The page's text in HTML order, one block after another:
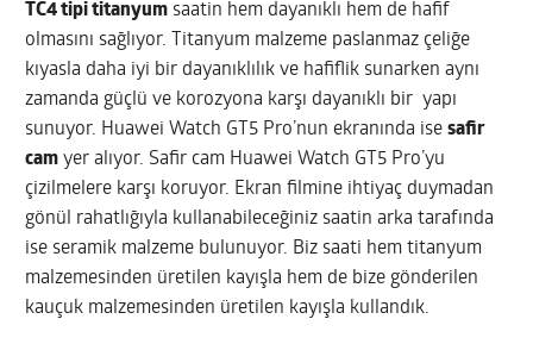
TC4 tipi titanyum saatin hem dayanıklı hem de hafif
olmasını sağlıyor. Titanyum malzeme paslanmaz çeliğe
kıyasla daha iyi bir dayanıklılık ve hafiflik sunarken aynı
zamanda güçlü ve korozyona karşı dayanıklı bir yapı
sunuyor. Huawei Watch GT5 Pro’nun ekranında isesafir
cam yer alıyor. Safir cam Huawei Watch GT5 Pro’yu
çizilmelere karşı koruyor. Ekran filmine ihtiyaç duymadan
gönül rahatlığıyla kullanabileceğiniz saatin arka tarafında
ise seramik malzeme bulunuyor. Biz saati hem titanyum
malzemesinden üretilen kayışla hem de bize gönderilen
kauçuk malzemesinden üretilen kayışla kullandık.